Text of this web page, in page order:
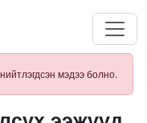
мэдээ болно.